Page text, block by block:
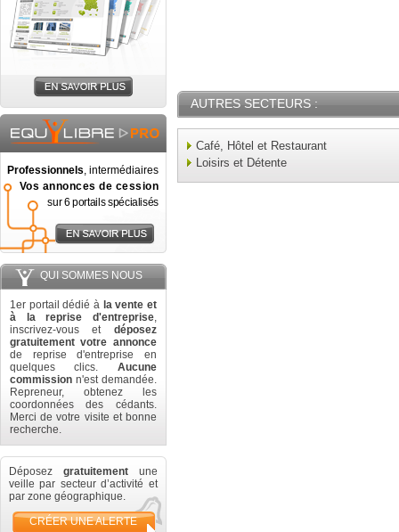
Professionnels, intermédiaires
Vos annonces de cession
sur 6 portails spécialisés
QUI SOMMES NOUS
1er portail dédié à la vente et
à la reprise d'entreprise,
inscrivez-vous et déposez
gratuitement votre annonce
de reprise d'entreprise en
quelques clics. Aucune
commission n'est demandée.
Repreneur, obtenez les
coordonnées des cédants.
Merci de votre visite et bonne
recherche.
Déposez gratuitement une
veille par secteur d’activité et
par zone géographique.
CRÉER UNE ALERTE
AUTRES SECTEURS :
Café, Hôtel et Restaurant
Loisirs et Détente